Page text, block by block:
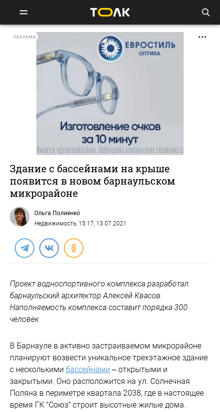
РЕКЛАМА
Здание с бассейнами на крыше
появится в новом барнаульском
микрорайоне
Ольга Полиенко
Недвижимость, 15:17, 13.07.2021
Проект водноспортивного комплекса разработал
барнаульский архитектор Алексей Квасов.
Наполняемость комплекса составит порядка 300
человек
В Барнауле в активно застраиваемом микрорайоне
планируют возвести уникальное трехэтажное здание
с несколькими бассейнами – открытыми и
закрытыми. Оно расположится на ул. Солнечная
Поляна в периметре квартала 2038, где в настоящее
время ГК "Союз" строит высотные жилые дома.